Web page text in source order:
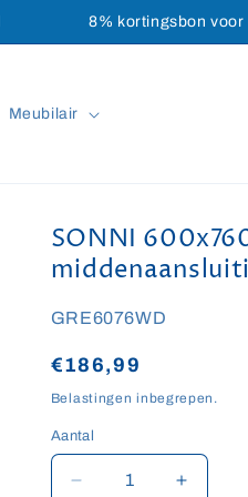
8% kortingsbon
Meubilair
SONNI
SKU:
GRE6076WD
Normale
prijs
€186,99
Belastingen inbegrepen.
Aantal
Aantal
Aantal
Aantal